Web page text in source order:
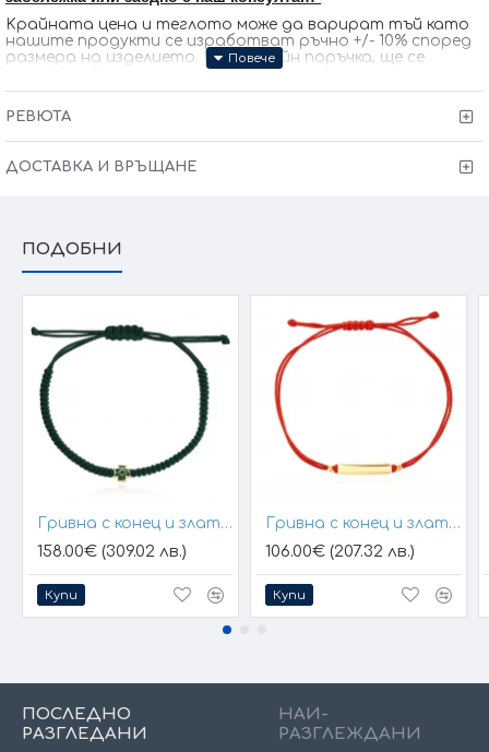
Kрайната цена и теглото може да варират тъй като
нашите продукти се изработват ръчно +/- 10% според
размера на изделието. При онлайн поръчка, ще се
свържем с Вас, за да уточним всички характеристики и
изисквания за изработката.
РЕВЮТА
ДОСТАВКА И ВРЪЩАНЕ
ПОДОБНИ
Гривна с конец и златен елемент кръст
158.00€ (309.02 лв.)
Купи
Гривна с конец и златна плочка за гравиране
106.00€ (207.32 лв.)
Купи
ПОСЛЕДНО
РАЗГЛЕДАНИ
НАЙ-
РАЗГЛЕЖДАНИ